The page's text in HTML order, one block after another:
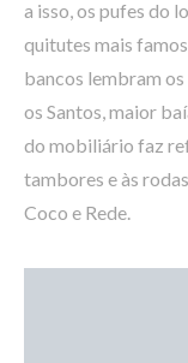
a isso, os pufes do
quitutes mais
bancos lembram
os Santos, maior
do mobiliário faz
tambores e às
Coco e Rede.